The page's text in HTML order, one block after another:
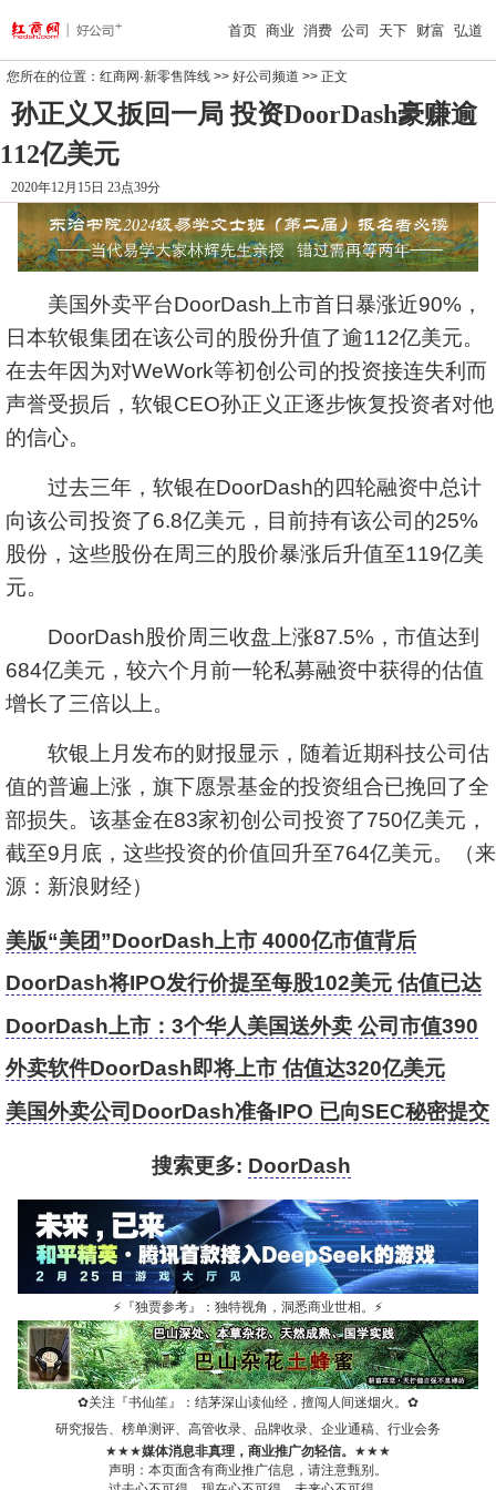
首页 商业 消费 公司 天下 财富 弘道
您所在的位置： 红商网·新零售阵线 >> 好公司频道 >> 正文
孙正义又扳回一局 投资DoorDash豪赚逾
112亿美元
2020年12月15日 23点39分
美国外卖平台DoorDash 上市首日暴涨近90%，
日本软银集团在该公司的股份升值了逾112亿美元。
在去年因为对WeWork等初创公司的投资接连失利而
声誉受损后，软银CEO孙正义正逐步恢复投资者对他
的信心。
过去三年，软银在DoorDash的四轮融资中总计
向该公司投资了6.8亿美元，目前持有该公司的25%
股份，这些股份在周三的股价暴涨后升值至119亿美
元。
DoorDash股价周三收盘上涨87.5%，市值达到
684亿美元，较六个月前一轮私募融资中获得的估值
增长了三倍以上。
软银上月发布的财报显示，随着近期科技公司估
值的普遍上涨，旗下愿景基金的投资组合已挽回了全
部损失。该基金在83家初创公司投资了750亿美元，
截至9月底，这些投资的价值回升至764亿美元。（来
源：新浪财经）
美版“美团”DoorDash上市 4000亿市值背后
DoorDash将IPO发行价提至每股102美元 估值已达
387亿美元
DoorDash上市：3个华人美国送外卖 公司市值390
亿美元
外卖软件DoorDash即将上市 估值达320亿美元
美国外卖公司DoorDash准备IPO 已向SEC秘密提交
搜索更多: DoorDash
⚡ 『独贾参考』：独特视角，洞悉商业世相。 ⚡
✿关注『书仙笙』：结茅深山读仙经，擅闯人间迷烟火。 ✿
研究报告、榜单测评、高管收录、品牌收录、企业通稿、行业会务
★★★媒体消息非真理，商业推广勿轻信。 ★★★
声明：本页面含有商业推广信息，请注意甄别。